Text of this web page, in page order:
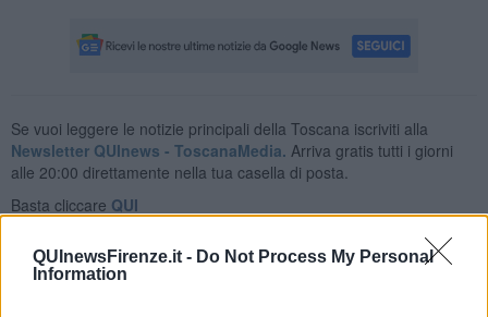
QUInewsFirenze.it - Do Not Process My Personal
Information
Se vuoi leggere le notizie principali della Toscana iscriviti alla
Newsletter QUInews - ToscanaMedia. Arriva gratis tutti i giorni
alle 20:00 direttamente nella tua casella di posta.
Basta cliccare QUI
Articoli dal Blog “Raccontare di Gusto” di Rubina Rovini